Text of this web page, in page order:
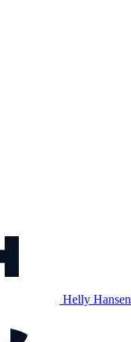
Helly Hansen